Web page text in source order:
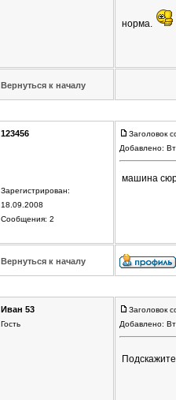
норма.
Вернуться к началу
123456
Зарегистрирован:
18.09.2008
Сообщения: 2
Заголовок
Добавлено:
машина
Вернуться к началу
Иван 53
Гость
Заголовок
Добавлено: